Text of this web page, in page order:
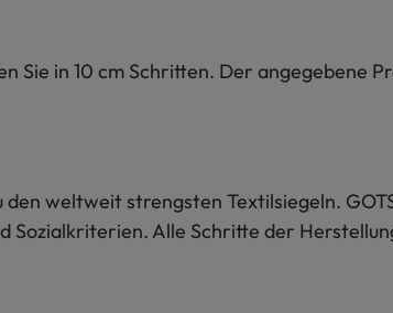
Sie in 10 cm Schritten. Der angegebene
weltweit strengsten Textilsiegeln.
Sozialkriterien. Alle Schritte der